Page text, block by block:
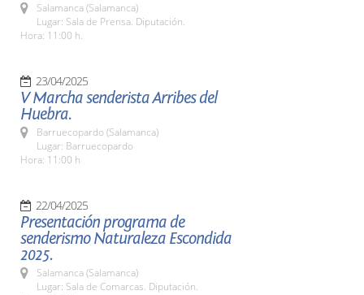
Salamanca (Salamanca)
Lugar: Sala de Prensa. Diputación.
Hora: 11:00 h.
23/04/2025
V Marcha senderista Arribes del
Huebra.
Barruecopardo (Salamanca)
Lugar: Barruecopardo
Hora: 11:00 h
22/04/2025
Presentación programa de
senderismo Naturaleza Escondida
2025.
Salamanca (Salamanca)
Lugar: Sala de Comarcas. Diputación.